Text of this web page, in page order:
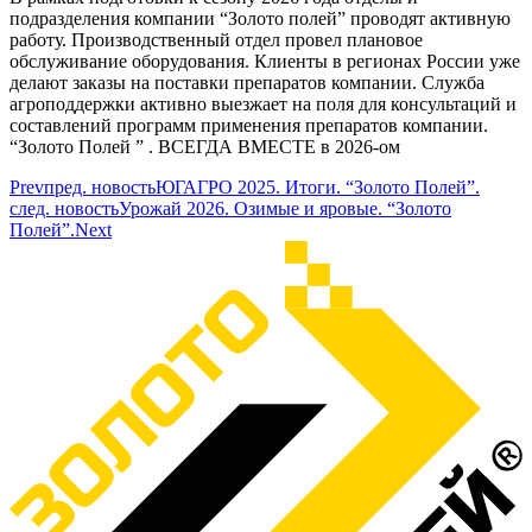
подразделения компании “Золото полей” проводят активную
работу. Производственный отдел провел плановое
обслуживание оборудования. Клиенты в регионах России уже
делают заказы на поставки препаратов компании. Служба
агроподдержки активно выезжает на поля для консультаций и
составлений программ применения препаратов компании.
“Золото Полей ” . ВСЕГДА ВМЕСТЕ в 2026-ом
Prevпред. новостьЮГАГРО 2025. Итоги. “Золото Полей”.
след. новостьУрожай 2026. Озимые и яровые. “Золото
Полей”.Next